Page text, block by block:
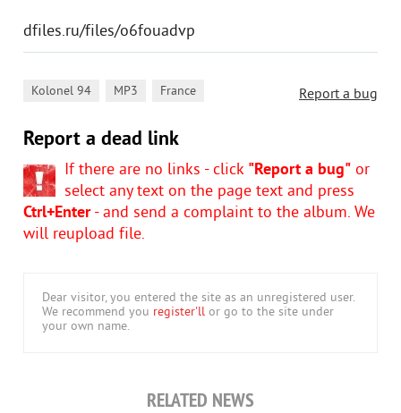
dfiles.ru/files/o6fouadvp
Report a bug
Kolonel 94 MP3 France
Report a dead link
If there are no links - click "Report a bug" or
select any text on the page text and press
Ctrl+Enter- and send a complaint to the album. We
will reupload file.
Dear visitor, you entered the site as an unregistered user.
We recommend you register'll or go to the site under
your own name.
RELATED NEWS